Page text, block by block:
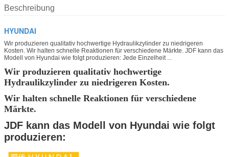
Beschreibung
HYUNDAI
Wir produzieren qualitativ hochwertige Hydraulikzylinder zu niedrigeren
Kosten. Wir halten schnelle Reaktionen für verschiedene Märkte. JDF kann das
Modell von Hyundai wie folgt produzieren: Jede Einzelheit ...
Wir produzieren qualitativ hochwertige
Hydraulikzylinder zu niedrigeren Kosten.
Wir halten schnelle Reaktionen für verschiedene
Märkte.
JDF kann das Modell von Hyundai wie folgt
produzieren: